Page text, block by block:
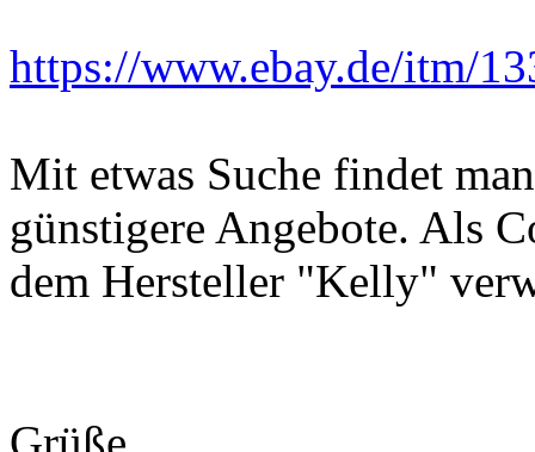
https://www.ebay.de/itm/
Mit etwas Suche findet
günstigere Angebote. Als
dem Hersteller "Kelly"